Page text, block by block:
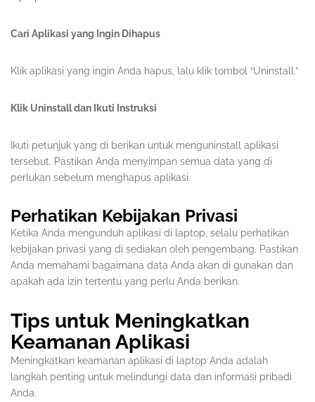
Cari Aplikasi yang Ingin Dihapus
Klik aplikasi yang ingin Anda hapus, lalu klik tombol “Uninstall.”
Klik Uninstall dan Ikuti Instruksi
Ikuti petunjuk yang di berikan untuk menguninstall aplikasi
tersebut. Pastikan Anda menyimpan semua data yang di
perlukan sebelum menghapus aplikasi.
Perhatikan Kebijakan Privasi
Ketika Anda mengunduh aplikasi di laptop, selalu perhatikan
kebijakan privasi yang di sediakan oleh pengembang. Pastikan
Anda memahami bagaimana data Anda akan di gunakan dan
apakah ada izin tertentu yang perlu Anda berikan.
Tips untuk Meningkatkan
Keamanan Aplikasi
Meningkatkan keamanan aplikasi di laptop Anda adalah
langkah penting untuk melindungi data dan informasi pribadi
Anda.